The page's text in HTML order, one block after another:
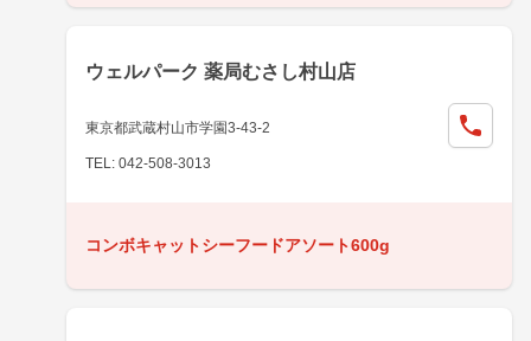
ウェルパーク 薬局むさし村山店
東京都武蔵村山市学園3-43-2
TEL: 042-508-3013
コンボキャットシーフードアソート600g